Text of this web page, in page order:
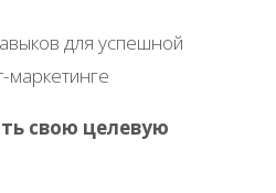
свою целевую